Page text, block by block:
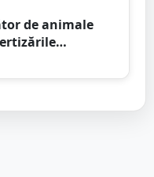
de animale